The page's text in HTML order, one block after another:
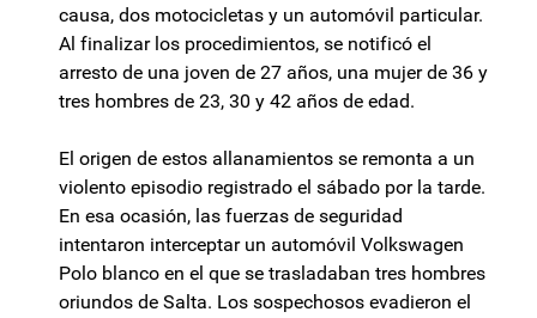
causa, dos motocicletas y un automóvil particular.
Al finalizar los procedimientos, se notificó el
arresto de una joven de 27 años, una mujer de 36 y
tres hombres de 23, 30 y 42 años de edad.
El origen de estos allanamientos se remonta a un
violento episodio registrado el sábado por la tarde.
En esa ocasión, las fuerzas de seguridad
intentaron interceptar un automóvil Volkswagen
Polo blanco en el que se trasladaban tres hombres
oriundos de Salta. Los sospechosos evadieron el